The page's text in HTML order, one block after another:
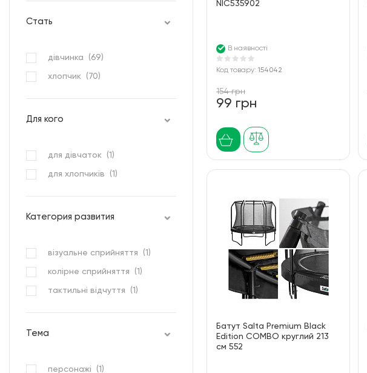
Стать
дівчинка (69)
хлопчик ( 70)
Для кого
для дівчаток (1 )
для хлопчиків (1 )
Категория развития
візуальне сприйняття (1 )
колірне сприйняття (1 )
тактильні відчуття (1 )
Тема
персонажі (1 )
NIC535902
В наявності
Код товару: 154042
154 грн
99 грн
Батут Salta Premium Black
Edition COMBO круглий 213
см 552